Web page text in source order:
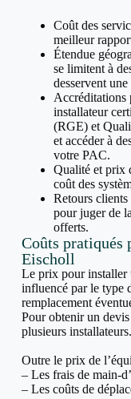
Coût des
meilleur
Étendue
se limitent à
desservent
Accréditations
installateur
(RGE) et
et accéder à
votre PAC.
Qualité et prix
coût des
Retours clients
pour juger de
offerts.
Coûts pratiqués
Eischoll
Le prix pour installer
influencé par le type
remplacement
Pour obtenir un
plusieurs installateurs.
Outre le prix de
– Les frais de main-
– Les coûts de